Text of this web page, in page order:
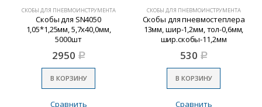
СКОБЫ ДЛЯ ПНЕВМОИНСТРУМЕНТА
Скобы для SN4050
1,05*1,25мм, 5,7х40,0мм,
5000шт
2950 Р
В КОРЗИНУ
Сравнить
СКОБЫ ДЛЯ ПНЕВМОИНСТРУМЕНТА
Скобы для пневмостеплера
13мм, шир-1,2мм, тол-0,6мм,
шир.скобы-11,2мм
530 Р
В КОРЗИНУ
Сравнить